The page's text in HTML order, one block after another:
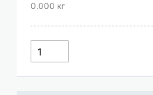
0.000 кг